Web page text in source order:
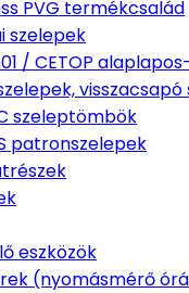
PVG termékcsalád
szelepek
/ CETOP
szeleptömbök
patronszelepek
eszközök
(nyomásmérő